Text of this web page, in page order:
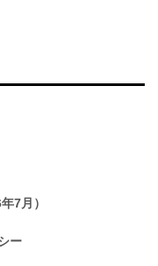
7月）
ー